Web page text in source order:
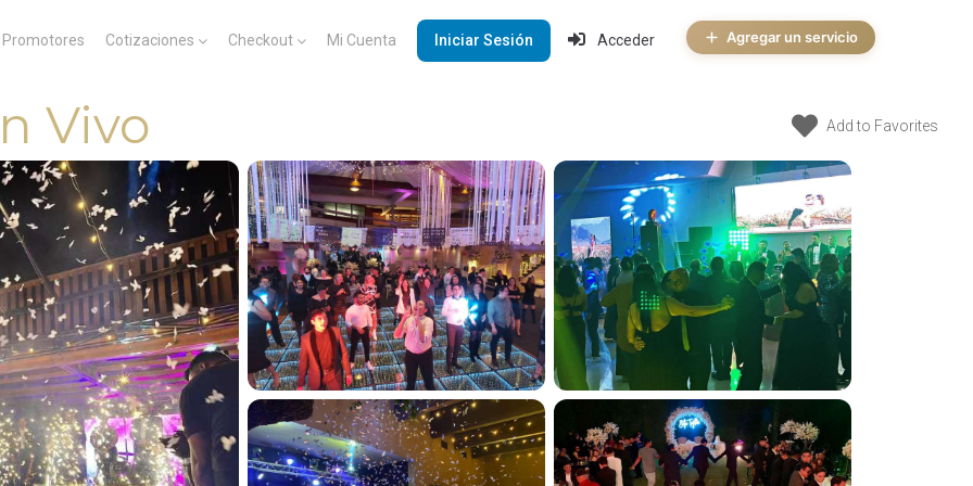
Promotores Cotizaciones Checkout Mi Cuenta Iniciar Sesión Acceder Agregar un servicio
Vivo Add to Favorites